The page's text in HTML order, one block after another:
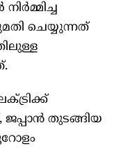
ചെയ്യുന്നത്
ജപ്പാന്‍ തുടങ്ങിയ